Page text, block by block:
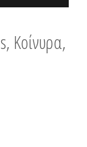
Κοίνυρα,